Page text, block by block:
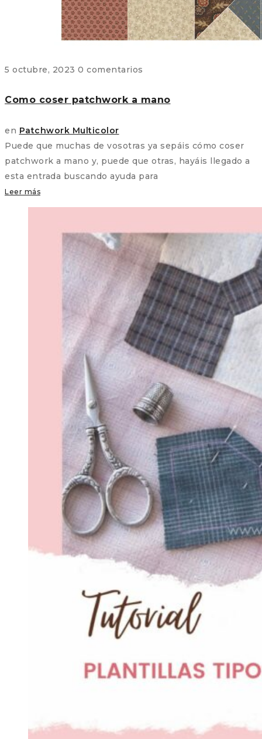
5 octubre, 2023 0 comentarios
Como coser patchwork a mano
en Patchwork Multicolor
Puede que muchas de vosotras ya sepáis cómo coser
patchwork a mano y, puede que otras, hayáis llegado a
esta entrada buscando ayuda para
Leer más